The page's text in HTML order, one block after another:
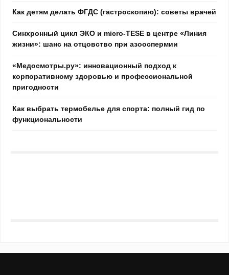
Как детям делать ФГДС (гастроскопию): советы врачей
Синхронный цикл ЭКО и micro-TESE в центре «Линия
жизни»: шанс на отцовство при азооспермии
«Медосмотры.ру»: инновационный подход к
корпоративному здоровью и профессиональной
пригодности
Как выбрать термобелье для спорта: полный гид по
функциональности